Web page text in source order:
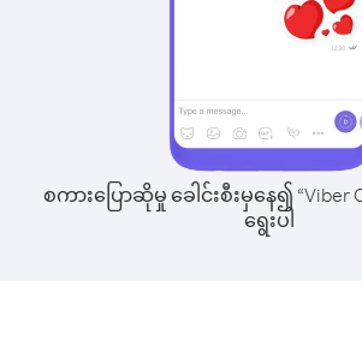
စကားပြောဆိုမှု ခေါင်းစီးမှနေ၍ “Viber
ရွေးပါ